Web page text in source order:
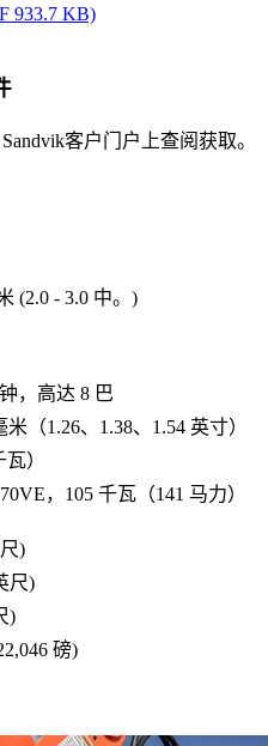
933.7 KB)
客户门户上查阅获取。
(2.0 - 3.0 中。)
，高达 8 巴
（1.26、1.38、1.54 英寸）
）
，105 千瓦（141 马力）
)
尺)
)
磅)